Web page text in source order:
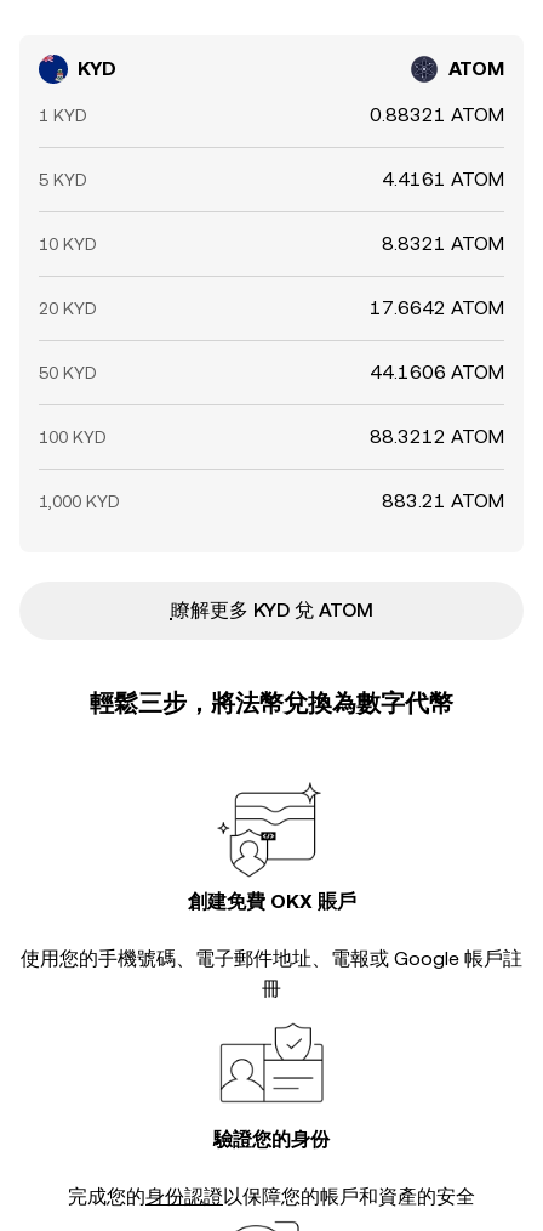
KYD ATOM
1 KYD 0.88321 ATOM
5 KYD 4.4161 ATOM
10 KYD 8.8321 ATOM
20 KYD 17.6642 ATOM
50 KYD 44.1606 ATOM
100 KYD 88.3212 ATOM
1,000 KYD 883.21 ATOM
ִִִִִִִִִִִִִִִִִִִִִִִִִִִִִִִִִִִִִִִִִִִִִִִ瞭解更多 KYD 兌 ATOM
輕鬆三步，將法幣兌換為數字代幣
創建免費 OKX 賬戶
使用您的手機號碼、電子郵件地址、電報或 Google 帳戶註
冊
驗證您的身份
完成您的身份認證以保障您的帳戶和資產的安全